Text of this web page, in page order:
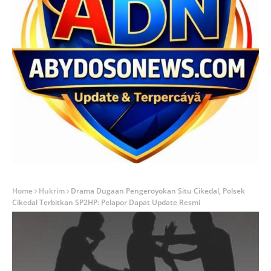
Home Hukrim
Drama Dugaan Pengeroyokan Situ Cikedal, Polsek
Cikedal Terbitkan SP2HP: Pelapor Dapat Update Resmi